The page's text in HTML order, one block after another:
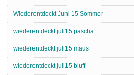
Wiederentdeckt Juni 15 Sommer
wiederentdeckt juli15 pascha
wiederentdeckt juli15 maus
wiederentdeckt juli15 bluff